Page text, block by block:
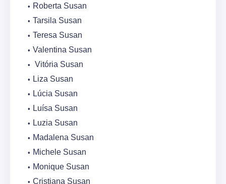
Roberta Susan
Tarsila Susan
Teresa Susan
Valentina Susan
Vitória Susan
Liza Susan
Lúcia Susan
Luísa Susan
Luzia Susan
Madalena Susan
Michele Susan
Monique Susan
Cristiana Susan